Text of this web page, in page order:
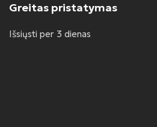
Greitas pristatymas
Išsiųsti per 3 dienas